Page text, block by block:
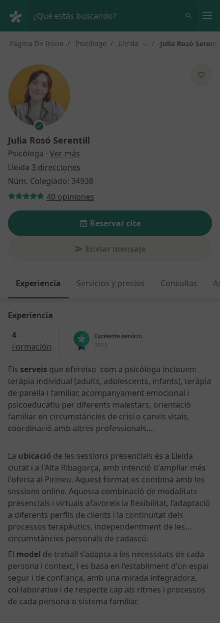
¿Qué estás buscando?
Página De Inicio Psicólogo Lleida Cambiar de ciudad
Julia Rosó
Julia Rosó Serentill
Psicóloga · Ver más
Lleida 3 direcciones
Núm. Colegiado: 34938
40 opiniones
Reservar cita
Enviar mensaje
Experiencia Servicios y precios Consultas
Experiencia
4
Formación
Els serveis que ofereixo com a psicòloga inclouen:
teràpia individual (adults, adolescents, infants), teràpia
de parella i familiar, acompanyament emocional i
psicoeducatiu per diferents malestars, orientació
familiar en circumstàncies de crisi o canvis vitals,
coordinació amb altres professionals,...
La ubicació de les sessions presencials és a Lleida
ciutat i a l'Alta Ribagorça, amb intenció d'ampliar més
l'oferta al Pirineu. Aquest format es combina amb les
sessions online. Aquesta combinació de modalitats
presencials i virtuals afavoreix la flexibilitat, l’adaptació
a diferents perfils de clients i la continuïtat dels
processos terapèutics, independentment de les
circumstàncies personals de cadascú.
El model de treball s’adapta a les necessitats de cada
persona i context, i es basa en l’establiment d’un espai
segur i de confiança, amb una mirada integradora,
col·laborativa i de respecte cap als ritmes i processos
de cada persona o sistema familiar.